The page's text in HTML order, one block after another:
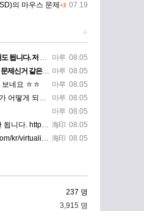
+3 07.19
의 마우스 문제
+
마루 08.05
날꺼 퍼와서 그런거 같은데요.
마루 08.05
우저나 파폭으로 해 보세요
마루 08.05
네요 ㅎㅎ
마루 08.05
게 되나요?
마루 08.05
海印 08.05
kr/virtualization/…
海印 08.05
technologies/vm/dow…
237 명
3,915 명